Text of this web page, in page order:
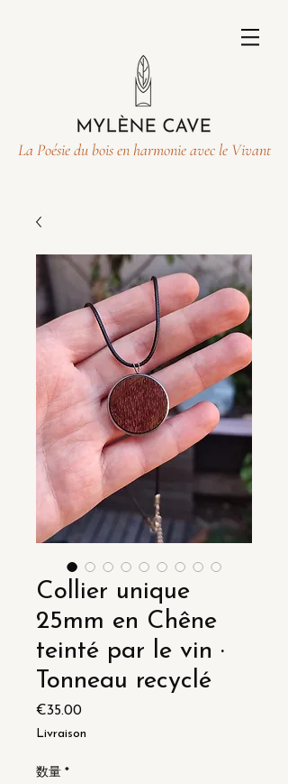
La Poésie du bois en harmonie avec le Vivant
Collier unique
25mm en Chêne
teinté par le vin ·
Tonneau recyclé
€35.00価
格
Livraison
数量 *